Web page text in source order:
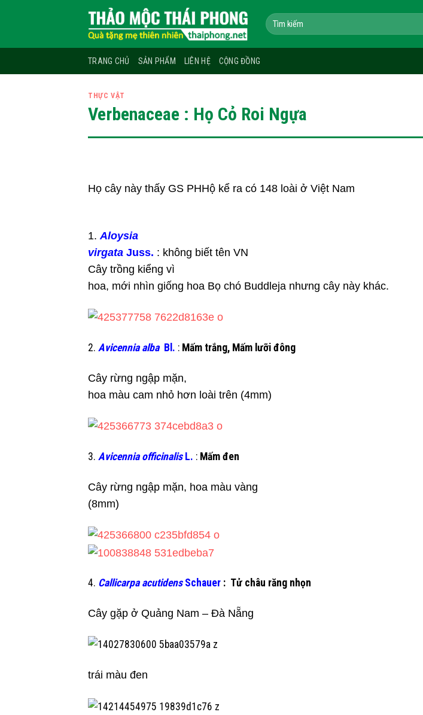
Tìm
kiếm:
TRANG CHỦ SẢN PHẨM LIÊN HỆ CỘNG ĐỒNG
THỰC VẬT
Verbenaceae : Họ Cỏ Roi Ngựa
Họ cây này thấy GS PHHộ kể ra có 148 loài ở Việt Nam
1.Aloysia
virgata Juss. : không biết tên VN
Cây trồng kiểng vì
hoa, mới nhìn giống hoa Bọ chó Buddleja nhưng cây này khác.
2. Avicennia albaBl. : Mấm trắng, Mấm lưỡi đông
Cây rừng ngập mặn,
hoa màu cam nhỏ hơn loài trên (4mm)
3. Avicennia officinalisL. : Mấm đen
Cây rừng ngập mặn, hoa màu vàng
(8mm)
4. Callicarpa acutidensSchauer : Tử châu răng nhọn
Cây gặp ở Quảng Nam – Đà Nẵng
trái màu đen